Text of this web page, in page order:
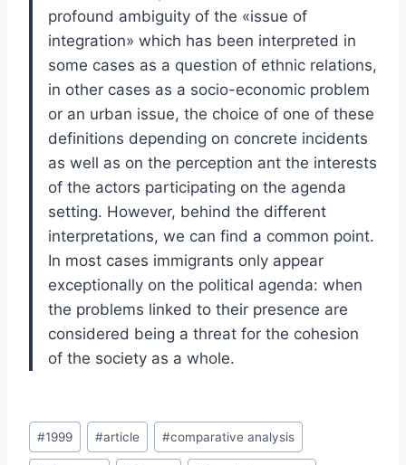
profound ambiguity of the «issue of
integration» which has been interpreted in
some cases as a question of ethnic relations,
in other cases as a socio-economic problem
or an urban issue, the choice of one of these
definitions depending on concrete incidents
as well as on the perception ant the interests
of the actors participating on the agenda
setting. However, behind the different
interpretations, we can find a common point.
In most cases immigrants only appear
exceptionally on the political agenda: when
the problems linked to their presence are
considered being a threat for the cohesion
of the society as a whole.
Post
Tags:
#1999 #article #comparative analysis